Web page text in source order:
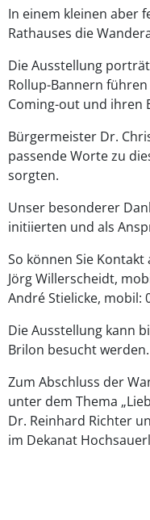
In einem kleinen aber
Rathauses die
Die Ausstellung
Rollup-Bannern
Coming-out und ihren
Bürgermeister Dr.
passende Worte zu
sorgten.
Unser besonderer
initiierten und als
So können Sie Kontakt
Jörg Willerscheidt,
André Stielicke, mobil:
Die Ausstellung kann
Brilon besucht werden.
Zum Abschluss der
unter dem Thema
Dr. Reinhard Richter
im Dekanat